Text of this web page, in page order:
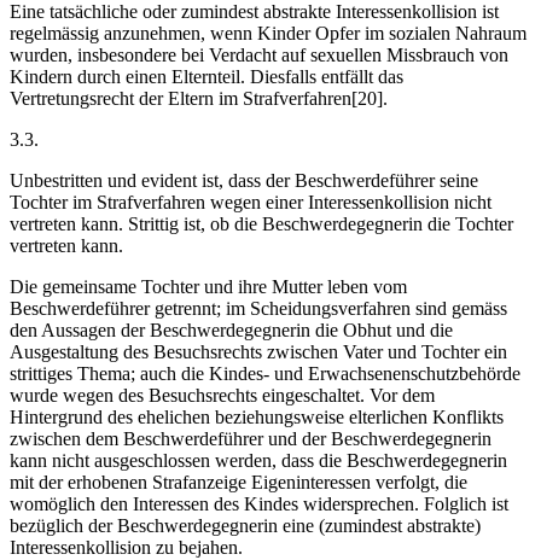
Eine tatsächliche oder zumindest abstrakte Interessenkollision ist
regelmässig anzunehmen, wenn Kinder Opfer im sozialen Nahraum
wurden, insbesondere bei Verdacht auf sexuellen Missbrauch von
Kindern durch einen Elternteil. Diesfalls entfällt das
Vertretungsrecht der Eltern im Strafverfahren[20].
3.3.
Unbestritten und evident ist, dass der Beschwerdeführer seine
Tochter im Strafverfahren wegen einer Interessenkollision nicht
vertreten kann. Strittig ist, ob die Beschwerdegegnerin die Tochter
vertreten kann.
Die gemeinsame Tochter und ihre Mutter leben vom
Beschwerdeführer getrennt; im Scheidungsverfahren sind gemäss
den Aussagen der Beschwerdegegnerin die Obhut und die
Ausgestaltung des Besuchsrechts zwischen Vater und Tochter ein
strittiges Thema; auch die Kindes- und Erwachsenenschutzbehörde
wurde wegen des Besuchsrechts eingeschaltet. Vor dem
Hintergrund des ehelichen beziehungsweise elterlichen Konflikts
zwischen dem Beschwerdeführer und der Beschwerdegegnerin
kann nicht ausgeschlossen werden, dass die Beschwerdegegnerin
mit der erhobenen Strafanzeige Eigeninteressen verfolgt, die
womöglich den Interessen des Kindes widersprechen. Folglich ist
bezüglich der Beschwerdegegnerin eine (zumindest abstrakte)
Interessenkollision zu bejahen.